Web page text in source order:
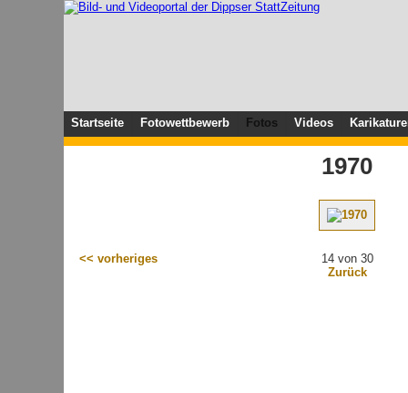
Startseite Fotowettbewerb Fotos Videos
1970
<< vorheriges
14 von 30
Zurück